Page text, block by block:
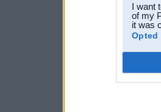
I want
of my
it was
Opted